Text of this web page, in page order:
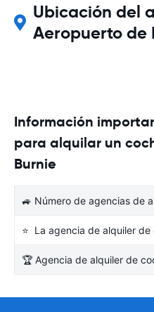
Ubicación del
Aeropuerto de
Información
para alquilar un
Burnie
🚙 Número de agencias de
⭐ La agencia de alquiler
🏆 Agencia de alquiler de